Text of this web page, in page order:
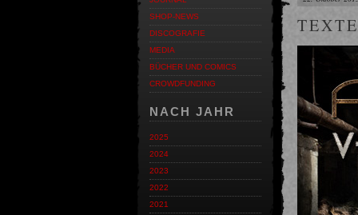
SHOP-NEWS
DISCOGRAFIE
MEDIA
BÜCHER UND COMICS
CROWDFUNDING
NACH JAHR
2025
2024
2023
2022
2021